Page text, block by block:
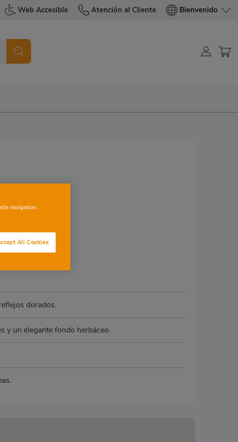
Web Accesible Atención al Cliente Bienvenido
dorados.
y un elegante fondo herbáceo.
navigation,
All Cookies